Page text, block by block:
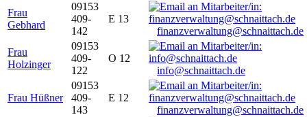
Frau
Gebhard
09153
409-
142
E 13
finanzverwaltung@schnaittach.de
Frau
Holzinger
09153
409-
122
O 12
info@schnaittach.de
Frau Hüßner
09153
409-
143
E 12
finanzverwaltung@schnaittach.de